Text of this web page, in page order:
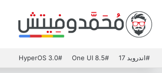
#اندرويد 17 #One UI 8.5
#HyperOS 3.0